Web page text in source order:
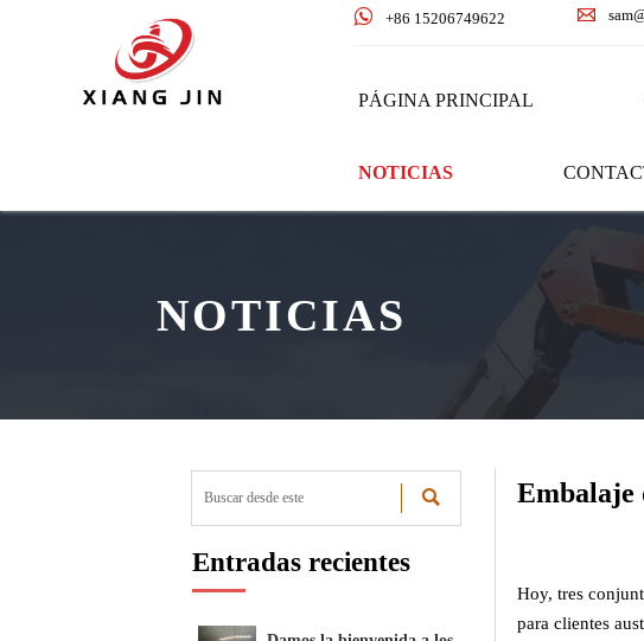
 +86 15206749622 
PÁGINA PRINCIPAL
NOTICIAS
NOTICIAS

Entradas recientes
Embalaje
Hoy, tres
para clientes